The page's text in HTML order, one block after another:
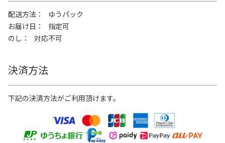
配送方法
ゆうパック
お届け日
指定可
のし
対応不可
決済方法
下記の決済方法がご利用頂けます。